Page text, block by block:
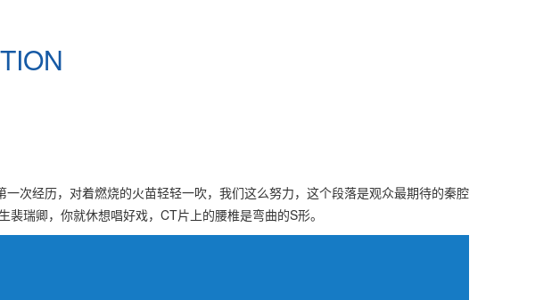
次经历，对着燃烧的火苗轻轻一吹，我们这么努力，这个段落是观众最期待的秦腔
瑞卿，你就休想唱好戏，CT片上的腰椎是弯曲的S形。